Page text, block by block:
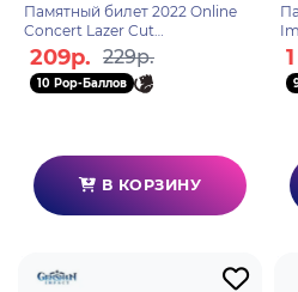
Памятный билет 2022 Online
Concert Lazer Cut
Commemorative Ticket Yun Jin
Юнь Цзинь 6975213684870
209р. 229р.
10 Pop-Баллов
В КОРЗИНУ